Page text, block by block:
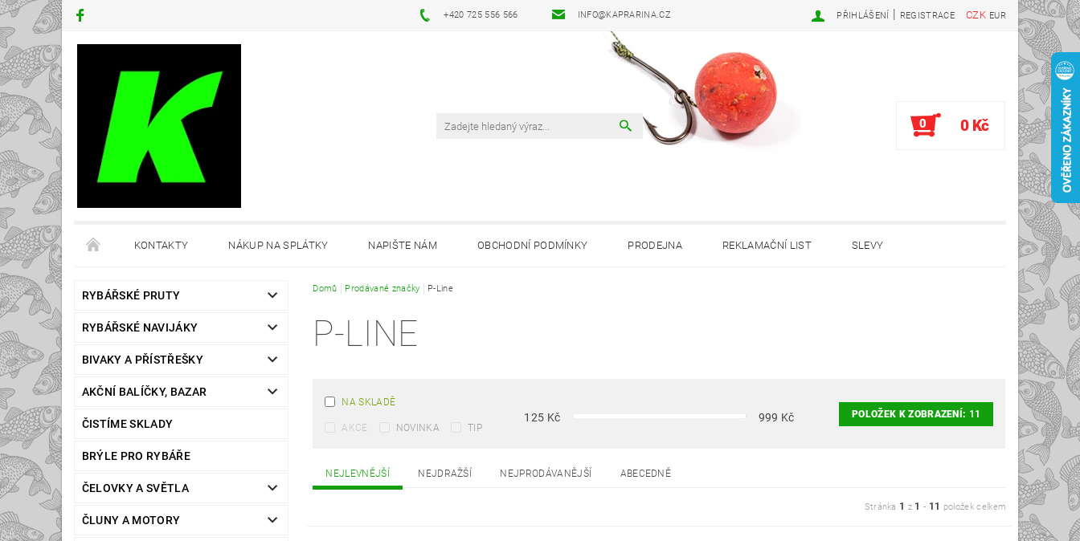
+420 725 556 566 INFO@KAPRARINA.CZ CZK EUR
PŘIHLÁŠENÍ | REGISTRACE
0 0 Kč
KONTAKTY NÁKUP NA SPLÁTKY NAPIŠTE NÁM OBCHODNÍ PODMÍNKY PRODEJNA REKLAMAČNÍ LIST SLEVY
RYBÁŘSKÉ PRUTY
RYBÁŘSKÉ NAVIJÁKY
BIVAKY A PŘÍSTŘEŠKY
AKČNÍ BALÍČKY, BAZAR
ČISTÍME SKLADY
BRÝLE PRO RYBÁŘE
ČELOVKY A SVĚTLA
ČLUNY A MOTORY
Domů Prodávané značky P-Line
P-LINE
NA SKLADĚ
AKCE NOVINKA TIP
125 Kč 999 Kč POLOŽEK K ZOBRAZENÍ: 11
NEJLEVNĚJŠÍ NEJDRAŽŠÍ NEJPRODÁVANĚJŠÍ ABECEDNĚ
Stránka 1 z 1 - 11 položek celkem